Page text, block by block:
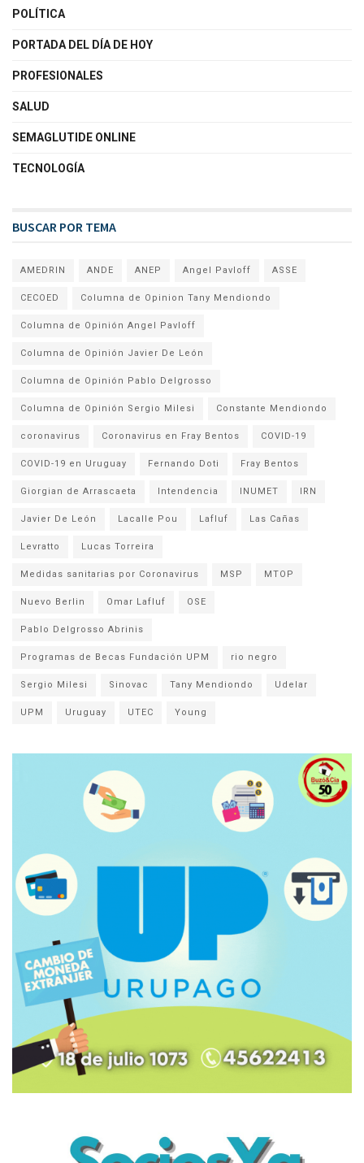
POLÍTICA
PORTADA DEL DÍA DE HOY
PROFESIONALES
SALUD
SEMAGLUTIDE ONLINE
TECNOLOGÍA
BUSCAR POR TEMA
AMEDRIN ANDE ANEP Angel Pavloff ASSE
CECOED Columna de Opinion Tany Mendiondo
Columna de Opinión Angel Pavloff
Columna de Opinión Javier De León
Columna de Opinión Pablo Delgrosso
Columna de Opinión Sergio Milesi Constante Mendiondo
coronavirus Coronavirus en Fray Bentos COVID-19
COVID-19 en Uruguay Fernando Doti Fray Bentos
Giorgian de Arrascaeta Intendencia INUMET IRN
Javier De León Lacalle Pou Lafluf Las Cañas
Levratto Lucas Torreira
Medidas sanitarias por Coronavirus MSP MTOP
Nuevo Berlin Omar Lafluf OSE
Pablo Delgrosso Abrinis
Programas de Becas Fundación UPM rio negro
Sergio Milesi Sinovac Tany Mendiondo Udelar
UPM Uruguay UTEC Young